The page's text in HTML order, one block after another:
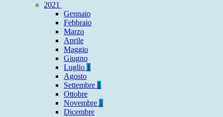
2021
Gennaio
Febbraio
Marzo
Aprile
Maggio
Giugno
Luglio 1
Agosto
Settembre 1
Ottobre
Novembre 1
Dicembre